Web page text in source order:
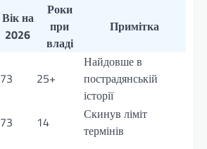
Вік на
2026
Роки
при
владі
Примітка
73 25+
Найдовше в
пострадянській
історії
73 14
Скинув ліміт
термінів